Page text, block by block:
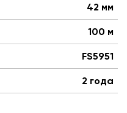
42 мм
100 м
FS5951
2 года